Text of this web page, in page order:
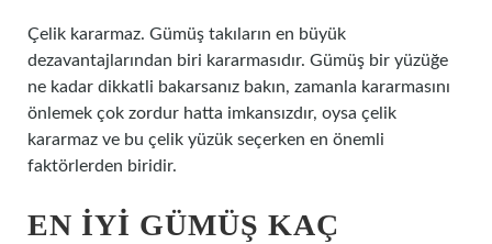
Çelik kararmaz. Gümüş takıların en büyük
dezavantajlarından biri kararmasıdır. Gümüş bir yüzüğe
ne kadar dikkatli bakarsanız bakın, zamanla kararmasını
önlemek çok zordur hatta imkansızdır, oysa çelik
kararmaz ve bu çelik yüzük seçerken en önemli
faktörlerden biridir.
EN IYI GÜMÜŞ KAÇ